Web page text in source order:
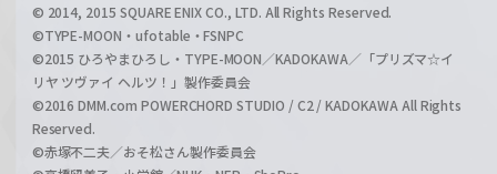
© 2014, 2015 SQUARE ENIX CO., LTD. All Rights Reserved.
©TYPE-MOON・ufotable・FSNPC
©2015 ひろやまひろし・TYPE-MOON／KADOKAWA／「プリズマ☆イ
リヤ ツヴァイ ヘルツ！」製作委員会
©2016 DMM.com POWERCHORD STUDIO / C2 / KADOKAWA All Rights
Reserved.
©赤塚不二夫／おそ松さん製作委員会